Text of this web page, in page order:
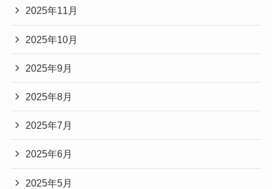
2025年11月
2025年10月
2025年9月
2025年8月
2025年7月
2025年6月
2025年5月